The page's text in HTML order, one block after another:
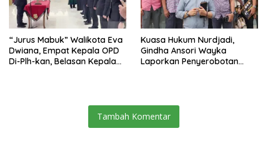
“Jurus Mabuk” Walikota Eva
Dwiana, Empat Kepala OPD
Di-Plh-kan, Belasan Kepala
Kuasa Hukum Nurdjadi,
Gindha Ansori Wayka
Laporkan Penyerobotan
Tambah Komentar